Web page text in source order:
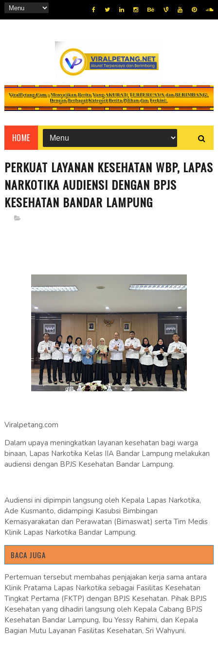
HOME
PERKUAT LAYANAN KESEHATAN WBP, LAPAS
NARKOTIKA AUDIENSI DENGAN BPJS
KESEHATAN BANDAR LAMPUNG
Viralpetang.com
Dalam upaya meningkatkan layanan kesehatan bagi warga
binaan, Lapas Narkotika Kelas IIA Bandar Lampung melakukan
audiensi dengan BPJS Kesehatan Bandar Lampung.
Audiensi ini dipimpin langsung oleh Kepala Lapas Narkotika,
Ade Kusmanto, didampingi Kasubsi Bimbingan
Kemasyarakatan dan Perawatan (Bimaswat) serta Tim Medis
Klinik Lapas Narkotika Bandar Lampung.
BACA JUGA
Pertemuan tersebut membahas penjajakan kerja sama antara
Klinik Pratama Lapas Narkotika sebagai Fasilitas Kesehatan
Tingkat Pertama (FKTP) dengan BPJS Kesehatan. Pihak BPJS
Kesehatan yang dihadiri langsung oleh Kepala Cabang BPJS
Kesehatan Bandar Lampung, Ibu Yessy Rahimi, dan Kepala
Bagian Mutu Layanan Fasilitas Kesehatan, Sri Wahyuni.